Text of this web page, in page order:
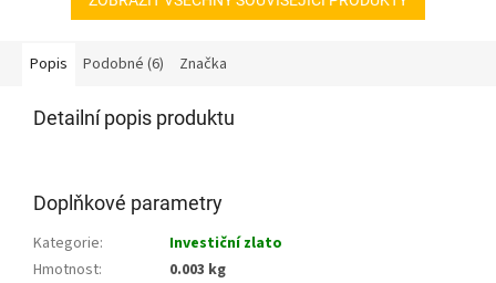
Popis Podobné (6) Značka
Detailní popis produktu
Doplňkové parametry
Kategorie:
Investiční zlato
Hmotnost:
0.003 kg